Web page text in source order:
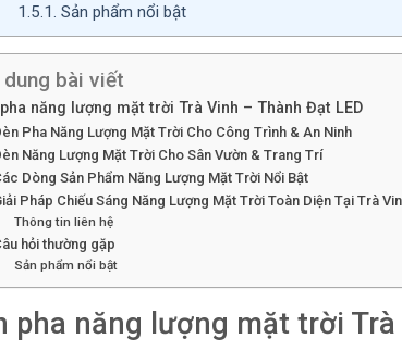
1.5.1. Sản phẩm nổi bật
dung bài viết
năng lượng mặt trời Trà Vinh – Thành Đạt LED
Pha Năng Lượng Mặt Trời Cho Công Trình & An Ninh
Năng Lượng Mặt Trời Cho Sân Vườn & Trang Trí
Dòng Sản Phẩm Năng Lượng Mặt Trời Nổi Bật
Pháp Chiếu Sáng Năng Lượng Mặt Trời Toàn Diện Tại Trà
Thông tin liên hệ
hỏi thường gặp
Sản phẩm nổi bật
pha năng lượng mặt trời